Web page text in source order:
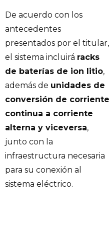
De acuerdo con los
antecedentes
presentados por el titular,
el sistema incluirá racks
de baterías de ion litio,
además de unidades de
conversión de corriente
continua a corriente
alterna y viceversa,
junto con la
infraestructura necesaria
para su conexión al
sistema eléctrico.